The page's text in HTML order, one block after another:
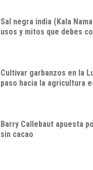
Sal negra india (Kala
usos y mitos que debes
Cultivar garbanzos en la
paso hacia la agricultura
Barry Callebaut apuesta
sin cacao